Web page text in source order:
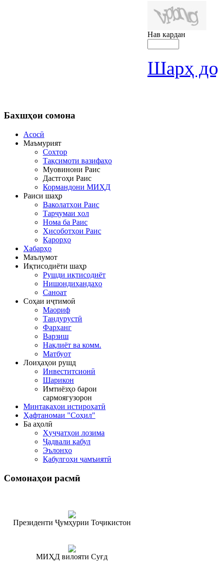
Нав кардан
Шарҳ
Бахшҳои сомона
Асосӣ
Маъмурият
Сохтор
Тақсимоти вазифаҳо
Муовинони Раис
Дастгоҳи Раис
Кормандони МИҲД
Раиси шаҳр
Ваколатҳои Раис
Тарҷумаи ҳол
Нома ба Раис
Ҳисоботҳои Раис
Қарорҳо
Хабарҳо
Маълумот
Иқтисодиёти шаҳр
Рушди иқтисодиёт
Нишондиҳандаҳо
Саноат
Соҳаи иҷтимоӣ
Маориф
Тандурустӣ
Фарҳанг
Варзиш
Нақлиёт ва комм.
Матбуот
Лоиҳаҳои рушд
Инвеститсионӣ
Шарикон
Имтиёзҳо барои
сармоягузорон
Минтақаҳои истироҳатӣ
Ҳафтаномаи "Соҳил"
Ба аҳолӣ
Ҳуҷҷатҳои лозима
Ҷадвали қабул
Эълонҳо
Қабулгоҳи ҷамъиятӣ
Сомонаҳои расмӣ
Президенти Ҷумҳурии Тоҷикистон
МИҲД вилояти Суғд